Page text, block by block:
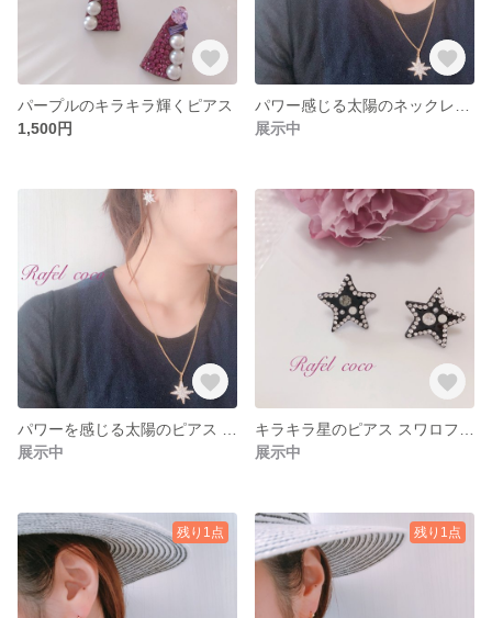
パープルのキラキラ輝くピアス
1,500円
展示中
展示中
展示中
残り1点 残り1点